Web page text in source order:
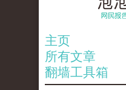
主页
所有文章
翻墙工具箱